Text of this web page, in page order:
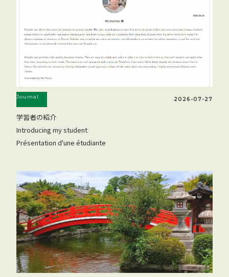
Journal 2026-07-27
学習者の紹介
Introducing my student
Présentation d'une étudiante